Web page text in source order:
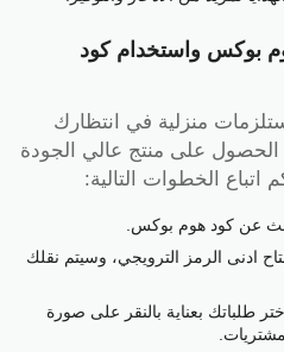
بوكس واستخدام كود
أثاث ومستلزمات منزلية في انتظارك
الحصول على منتج عالي الجودة
عن كود هوم بوكس.
ادنى الرمز الترويجي، وسيتم نقلك
طلباتك بعناية بالنقر على صورة